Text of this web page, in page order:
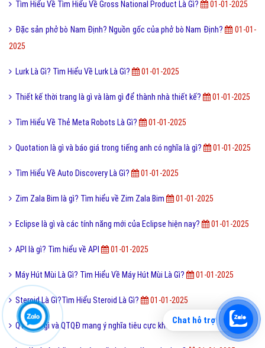
Tìm Hiểu Về Tìm Hiểu Về Gross National Product Là Gì? 01-01-2025
Đặc sản phở bò Nam Định? Nguồn gốc của phở bò Nam Định?
01-01-
2025
Lurk Là Gì? Tìm Hiểu Về Lurk Là Gì? 01-01-2025
Thiết kế thời trang là gì và làm gì để thành nhà thiết kế? 01-01-2025
Tìm Hiểu Về Thẻ Meta Robots Là Gì? 01-01-2025
Quotation là gì và báo giá trong tiếng anh có nghĩa là gì? 01-01-2025
Tìm Hiểu Về Auto Discovery Là Gì? 01-01-2025
Zim Zala Bim là gì? Tìm hiểu về Zim Zala Bim 01-01-2025
Eclipse là gì và các tính năng mới của Eclipse hiện nay? 01-01-2025
API là gì? Tìm hiểu về API 01-01-2025
Máy Hút Mùi Là Gì? Tìm Hiểu Về Máy Hút Mùi Là Gì? 01-01-2025
Steroid Là Gì?Tìm Hiểu Steroid Là Gì? 01-01-2025
QTQD là gì và QTQĐ mang ý nghĩa tiêu cực không? 01-01-2025
Chat hỗ trợ